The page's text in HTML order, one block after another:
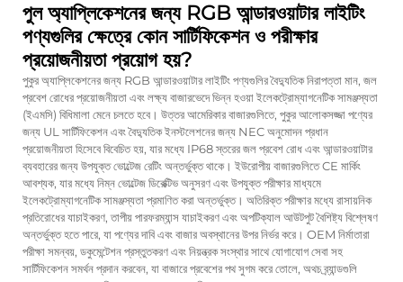
পুল অ্যাপ্লিকেশনের জন্য RGB আন্ডারওয়াটার লাইটিং
পণ্যগুলির ক্ষেত্রে কোন সার্টিফিকেশন ও পরীক্ষার
প্রয়োজনীয়তা প্রয়োগ হয়?
পুকুর অ্যাপ্লিকেশনের জন্য RGB আন্ডারওয়াটার লাইটিং পণ্যগুলির বৈদ্যুতিক নিরাপত্তা মান, জল
প্রবেশ রোধের প্রয়োজনীয়তা এবং লক্ষ্য বাজারভেদে ভিন্ন হওয়া ইলেকট্রোম্যাগনেটিক সামঞ্জস্যতা
(ইএমসি) বিধিমালা মেনে চলতে হবে। উত্তর আমেরিকার বাজারগুলিতে, পুকুর আলোকসজ্জা পণ্যের
জন্য UL সার্টিফিকেশন এবং বৈদ্যুতিক ইনস্টলেশনের জন্য NEC অনুমোদন প্রধান
প্রয়োজনীয়তা হিসেবে বিবেচিত হয়, যার মধ্যে IP68 স্তরের জল প্রবেশ রোধ এবং আন্ডারওয়াটার
ব্যবহারের জন্য উপযুক্ত ভোল্টেজ রেটিং অন্তর্ভুক্ত থাকে। ইউরোপীয় বাজারগুলিতে CE মার্কিং
আবশ্যক, যার মধ্যে নিম্ন ভোল্টেজ ডিরেক্টিভ অনুসরণ এবং উপযুক্ত পরীক্ষার মাধ্যমে
ইলেকট্রোম্যাগনেটিক সামঞ্জস্যতা প্রমাণিত করা অন্তর্ভুক্ত। অতিরিক্ত পরীক্ষার মধ্যে রাসায়নিক
প্রতিরোধের যাচাইকরণ, তাপীয় পারফরম্যান্স যাচাইকরণ এবং অপটিক্যাল আউটপুট বৈশিষ্ট্য বিশ্লেষণ
অন্তর্ভুক্ত হতে পারে, যা পণ্যের দাবি এবং বাজার অবস্থানের উপর নির্ভর করে। OEM নির্মাতারা
পরীক্ষা সমন্বয়, ডকুমেন্টেশন প্রস্তুতকরণ এবং নিয়ন্ত্রক সংস্থার সাথে যোগাযোগ সেবা সহ
সার্টিফিকেশন সমর্থন প্রদান করবেন, যা বাজারে প্রবেশের পথ সুগম করে তোলে, অথচ ব্র্যান্ডগুলি